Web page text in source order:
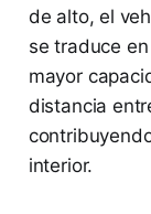
de alto, el
se traduce
mayor
distancia
interior.